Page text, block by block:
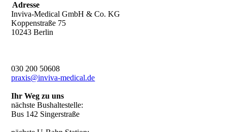
Adresse
Inviva-Medical GmbH & Co. KG
Koppenstraße 75
10243 Berlin
030 200 50608
praxis@inviva-medical.de
Ihr Weg zu uns
nächste Bushaltestelle:
Bus 142 Singerstraße